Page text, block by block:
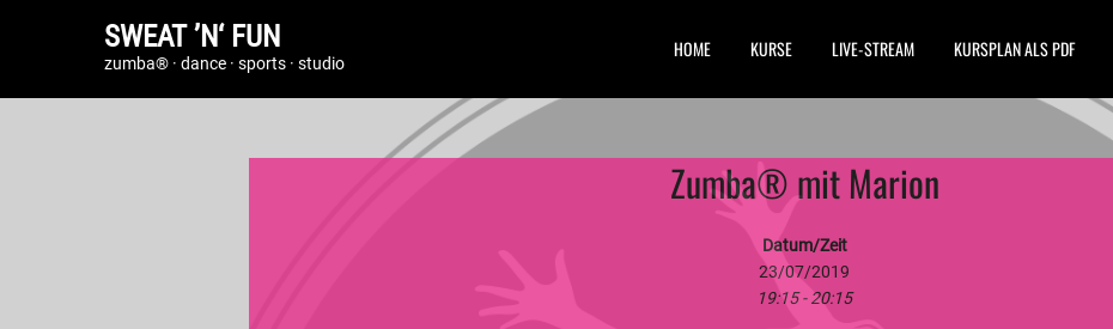
SWEAT ’N‘ FUN
zumba® · dance · sports · studio
HOME KURSE LIVE-STREAM KURSPLAN ALS PDF
Zumba® mit Marion
Datum/Zeit
23/07/2019
19:15 - 20:15